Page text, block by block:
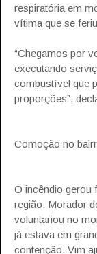
respiratória em
vítima que se
“Chegamos por
executando
combustível que
proporções”,
Comoção no
O incêndio gerou
região. Morador
voluntariou no
já estava em
contenção. Vim